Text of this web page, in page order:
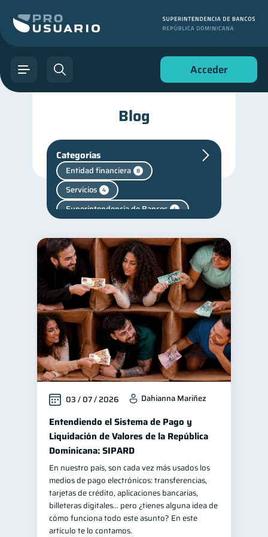
Acceder
Blog
Categorías
Entidad financiera 8
Servicios 4
Superintendencia de Bancos 4
Finanzas personales 44
Manejo de deudas 31
Educación financiera 31
Finanzas para jóvenes 30
Control de deudas 30
Finanzas familiares 25
Inclusión financiera 22
Bienestar financiero 22
Finanzas para mujeres 20
Seguridad financiera 13
Salud financiera 12
Productos financieros
Organización Financiera 10
Deudas 10 Préstamos 8
Ahorro 8 Consejos 6
03 / 07 / 2026 Dahianna Mariñez
Entendiendo el Sistema de Pago y
Liquidación de Valores de la República
Dominicana: SIPARD
En nuestro país, son cada vez más usados los
medios de pago electrónicos: transferencias,
tarjetas de crédito, aplicaciones bancarias,
billeteras digitales… pero ¿tienes alguna idea de
cómo funciona todo este asunto? En este
artículo te lo contamos.